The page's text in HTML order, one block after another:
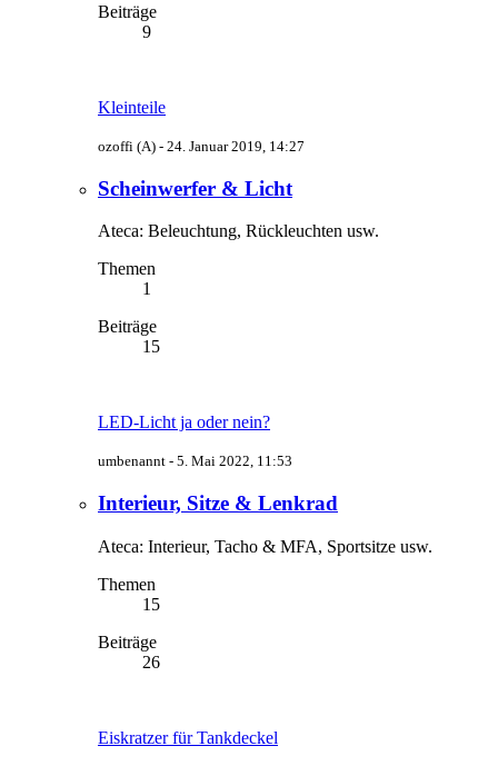
Beiträge
9
Kleinteile
ozoffi (A) - 24. Januar 2019, 14:27
Scheinwerfer & Licht
Ateca: Beleuchtung, Rückleuchten usw.
Themen
1
Beiträge
15
LED-Licht ja oder nein?
umbenannt - 5. Mai 2022, 11:53
Interieur, Sitze & Lenkrad
Ateca: Interieur, Tacho & MFA, Sportsitze usw.
Themen
15
Beiträge
26
Eiskratzer für Tankdeckel